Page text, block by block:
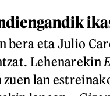
bera eta Julio
Lehenarekin
zuen lan